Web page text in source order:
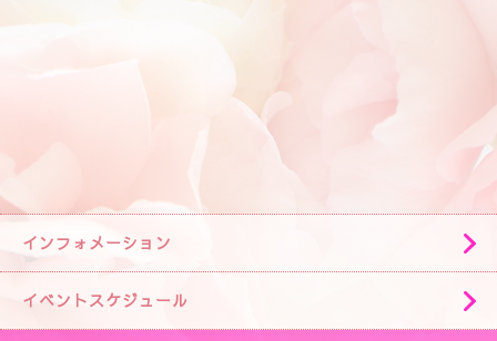
インフォメーション
イベントスケジュール